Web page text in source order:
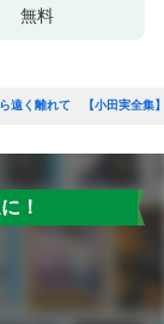
無料
遠く離れて 【小田実全集
！